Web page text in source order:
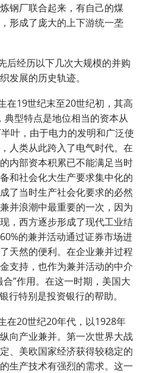
钢厂联合起来，有自己的煤
形成了庞大的上下游统一垄
后经历以下几次大规模的并购
发展的历史轨迹。
在19世纪末至20世纪初，其高
典型特点是地位相当的资本从
叶，由于电力的发明和广泛使
人类从此跨入了电气时代。在
内部资本积累已不能满足当时
和社会化大生产要求集中化的
了当时生产社会化要求的必然
并浪潮中最重要的一次，因为
，西方逐步形成了现代工业结
60%的兼并活动通过证券市场进
天然的便利。在企业兼并过程
支持，也作为兼并活动的中介
”作用。在这一时期，美国大
行特别是投资银行的帮助。
在20世纪20年代，以1928年
向产业兼并。第一次世界大战
、美欧国家经济获得较稳定的
生产技术有强烈的需求。这一